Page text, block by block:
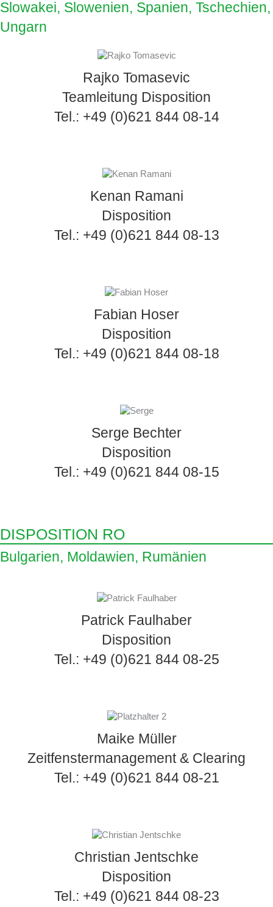
Slowakei, Slowenien, Spanien, Tschechien,
Ungarn
Rajko Tomasevic
Teamleitung Disposition
Tel.: +49 (0)621 844 08-14
Kenan Ramani
Disposition
Tel.: +49 (0)621 844 08-13
Fabian Hoser
Disposition
Tel.: +49 (0)621 844 08-18
Serge Bechter
Disposition
Tel.: +49 (0)621 844 08-15
DISPOSITION RO
Bulgarien, Moldawien, Rumänien
Patrick Faulhaber
Disposition
Tel.: +49 (0)621 844 08-25
Maike Müller
Zeitfenstermanagement & Clearing
Tel.: +49 (0)621 844 08-21
Christian Jentschke
Disposition
Tel.: +49 (0)621 844 08-23